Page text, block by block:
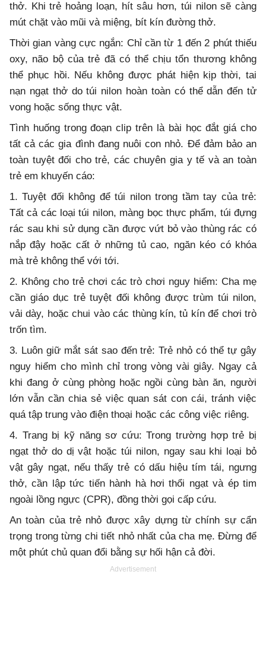
thở. Khi trẻ hoảng loạn, hít sâu hơn, túi nilon sẽ càng
mút chặt vào mũi và miệng, bít kín đường thở.
Thời gian vàng cực ngắn: Chỉ cần từ 1 đến 2 phút thiếu
oxy, não bộ của trẻ đã có thể chịu tổn thương không
thể phục hồi. Nếu không được phát hiện kịp thời, tai
nạn ngạt thở do túi nilon hoàn toàn có thể dẫn đến tử
vong hoặc sống thực vật.
Tình huống trong đoạn clip trên là bài học đắt giá cho
tất cả các gia đình đang nuôi con nhỏ. Để đảm bảo an
toàn tuyệt đối cho trẻ, các chuyên gia y tế và an toàn
trẻ em khuyến cáo:
1. Tuyệt đối không để túi nilon trong tầm tay của trẻ:
Tất cả các loại túi nilon, màng bọc thực phẩm, túi đựng
rác sau khi sử dụng cần được vứt bỏ vào thùng rác có
nắp đậy hoặc cất ở những tủ cao, ngăn kéo có khóa
mà trẻ không thể với tới.
2. Không cho trẻ chơi các trò chơi nguy hiểm: Cha mẹ
cần giáo dục trẻ tuyệt đối không được trùm túi nilon,
vải dày, hoặc chui vào các thùng kín, tủ kín để chơi trò
trốn tìm.
3. Luôn giữ mắt sát sao đến trẻ: Trẻ nhỏ có thể tự gây
nguy hiểm cho mình chỉ trong vòng vài giây. Ngay cả
khi đang ở cùng phòng hoặc ngồi cùng bàn ăn, người
lớn vẫn cần chia sẻ việc quan sát con cái, tránh việc
quá tập trung vào điện thoại hoặc các công việc riêng.
4. Trang bị kỹ năng sơ cứu: Trong trường hợp trẻ bị
ngạt thở do dị vật hoặc túi nilon, ngay sau khi loại bỏ
vật gây ngạt, nếu thấy trẻ có dấu hiệu tím tái, ngưng
thở, cần lập tức tiến hành hà hơi thổi ngạt và ép tim
ngoài lồng ngực (CPR), đồng thời gọi cấp cứu.
An toàn của trẻ nhỏ được xây dựng từ chính sự cẩn
trọng trong từng chi tiết nhỏ nhất của cha mẹ. Đừng để
một phút chủ quan đổi bằng sự hối hận cả đời.
Advertisement